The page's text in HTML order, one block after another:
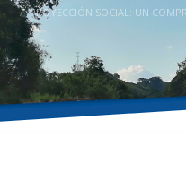
PROYECCIÓN SOCIAL: UN